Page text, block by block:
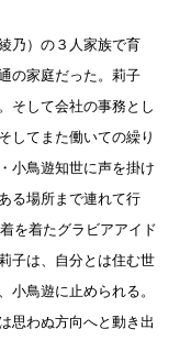
乃）の３人家族で育
の家庭だった。莉子
そして会社の事務とし
してまた働いての繰り
小鳥遊知世に声を掛け
る場所まで連れて行
を着たグラビアアイド
子は、自分とは住む世
小鳥遊に止められる。
思わぬ方向へと動き出